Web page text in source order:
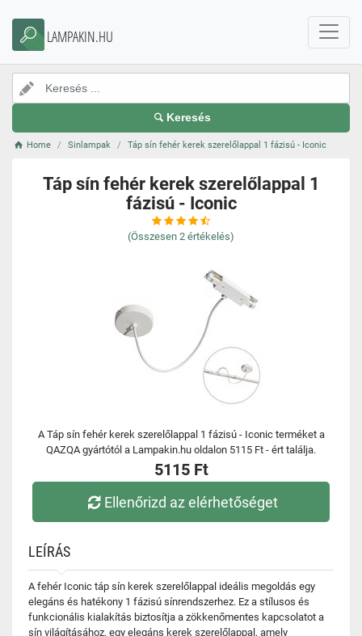
LAMPAKIN.HU
Keresés
Home Sinlampak Táp sín fehér kerek szerelőlappal 1 fázisú - Iconic
Táp sín fehér kerek szerelőlappal 1
fázisú - Iconic
(Összesen 2 értékelés)
A Táp sín fehér kerek szerelőlappal 1 fázisú - Iconic terméket a
QAZQA gyártótól a Lampakin.hu oldalon 5115 Ft - ért találja.
5115 Ft
Ellenőrizd az elérhetőséget
LEÍRÁS
A fehér Iconic táp sín kerek szerelőlappal ideális megoldás egy
elegáns és hatékony 1 fázisú sínrendszerhez. Ez a stílusos és
funkcionális kialakítás biztosítja a zökkenőmentes kapcsolatot a
sín világításához, egy elegáns kerek szerelőlappal, amely